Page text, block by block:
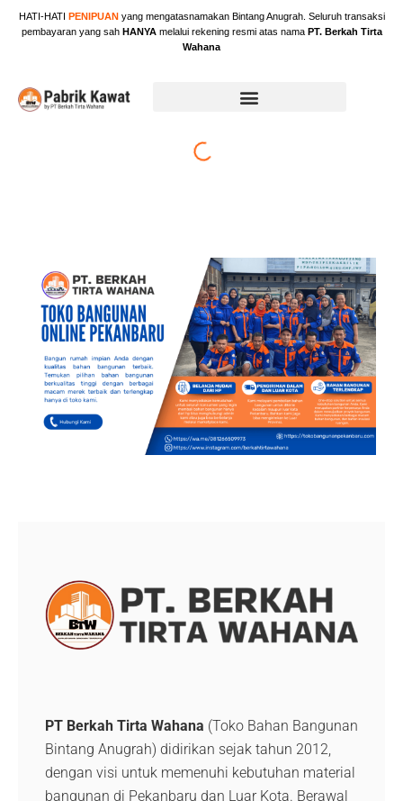
HATI-HATI PENIPUANyang mengatasnamakan Bintang Anugrah. Seluruh transaksi
pembayaran yang sah HANYAmelalui rekening resmi atas nama PT. Berkah Tirta
Wahana
PT Berkah Tirta Wahana (Toko Bahan Bangunan
Bintang Anugrah) didirikan sejak tahun 2012,
dengan visi untuk memenuhi kebutuhan material
bangunan di Pekanbaru dan Luar Kota. Berawal